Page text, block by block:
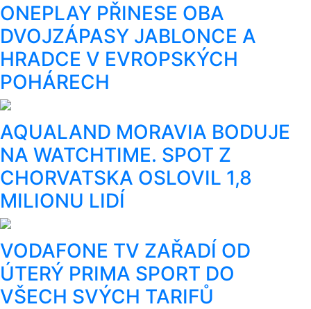
ONEPLAY PŘINESE OBA
DVOJZÁPASY JABLONCE A
HRADCE V EVROPSKÝCH
POHÁRECH
AQUALAND MORAVIA BODUJE
NA WATCHTIME. SPOT Z
CHORVATSKA OSLOVIL 1,8
MILIONU LIDÍ
VODAFONE TV ZAŘADÍ OD
ÚTERÝ PRIMA SPORT DO
VŠECH SVÝCH TARIFŮ